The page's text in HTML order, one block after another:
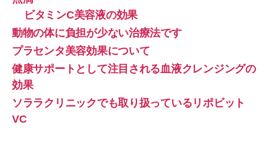
ビタミンC美容液の効果
動物の体に負担が少ない治療法です
プラセンタ美容効果について
健康サポートとして注目される血液クレンジングの
効果
ソララクリニックでも取り扱っているリポビット
VC